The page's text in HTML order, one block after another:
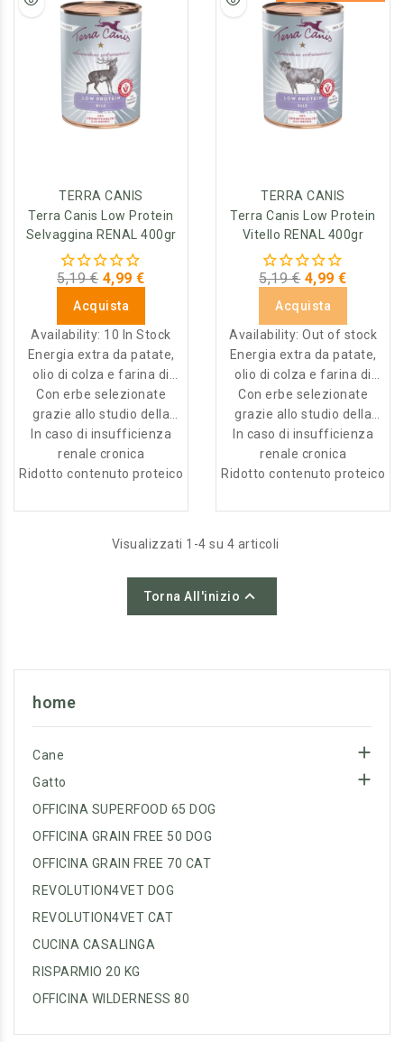
assimilabili in misura
maggiore rispetto ad altri
tipi di carni. Inoltre, il
ridotto contenuto proteico,
coadiuva l’utilizzazione
sostanze azotate di
scarto, tra cui l’urea.
dai reni, di conseguenza
risulta essenziale una
restrizione dell’elemento
in modo tale da rallentare
la progressione della
è stato incluso è il
carbonato di calcio.
dell’insufficienza renale
cronica: hanno azione
antinfiammatoria,
migliorano il flusso
sanguigno renale e
TERRA CANIS
Terra Canis Low Protein
Selvaggina RENAL 400gr
5,19 € 4,99 €
Acquista
Availability: 10 In Stock
Energia extra da patate,
olio di colza e farina di
cocco
Con erbe selezionate
grazie allo studio della
natura
In caso di insufficienza
renale cronica
Ridotto contenuto proteico
TERRA CANIS
Terra Canis Low Protein
Vitello RENAL 400gr
5,19 € 4,99 €
Acquista
Availability: Out of stock
Energia extra da patate,
olio di colza e farina di
cocco
Con erbe selezionate
grazie allo studio della
natura
In caso di insufficienza
renale cronica
Ridotto contenuto proteico
Visualizzati 1-4 su 4 articoli
Torna All'inizio 
home
Cane 
Gatto 
OFFICINA SUPERFOOD 65 DOG
OFFICINA GRAIN FREE 50 DOG
OFFICINA GRAIN FREE 70 CAT
REVOLUTION4VET DOG
REVOLUTION4VET CAT
CUCINA CASALINGA
RISPARMIO 20 KG
OFFICINA WILDERNESS 80